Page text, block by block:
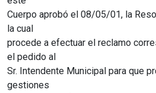
Cuerpo aprobó el 08/05/01, la
la cual
procede a efectuar el reclamo
el pedido al
Sr. Intendente Municipal para que
gestiones